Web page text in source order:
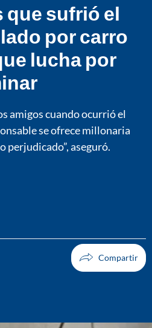
que sufrió el
por carro
lucha por
amigos cuando ocurrió el
se ofrece millonaria
perjudicado”, aseguró.